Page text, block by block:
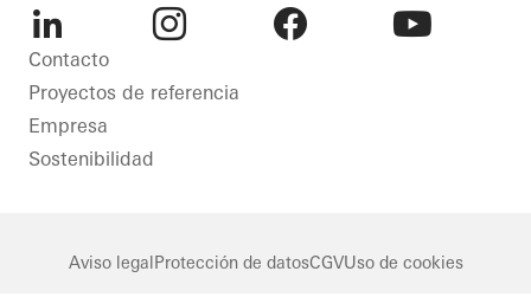
LinkedIn
Contacto
Proyectos de referencia
Empresa
Sostenibilidad
Aviso legalProtección de datosCGVUso de cookies